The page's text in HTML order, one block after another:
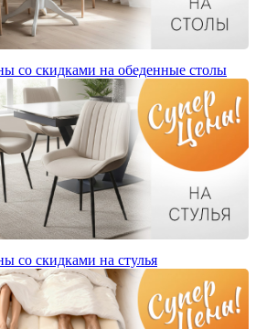
со скидками на обеденные столы
со скидками на стулья